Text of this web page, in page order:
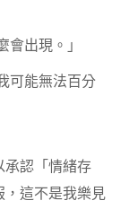
會出現。」
可能無法百分
承認「情緒存
這不是我樂見